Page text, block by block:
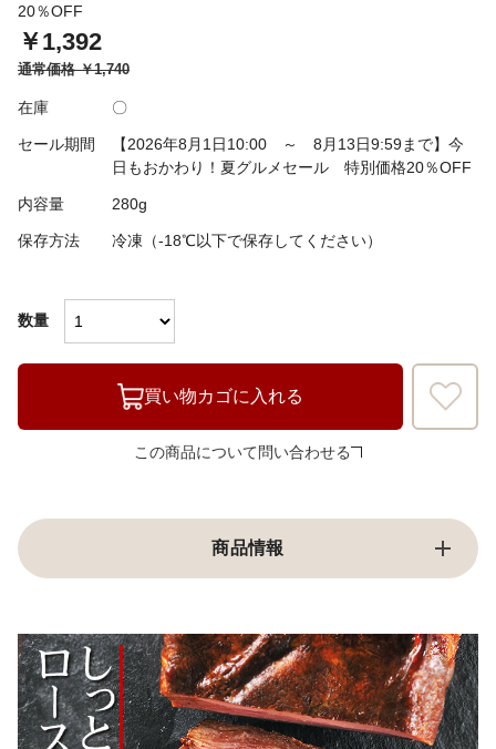
20％OFF
￥1,392
通常価格￥1,740
在庫 〇
セール期間
【2026年8月1日10:00 ～ 8月13日9:59まで】今
日もおかわり！夏グルメセール 特別価格20％OFF
内容量 280g
保存方法 冷凍（-18℃以下で保存してください）
数量
買い物カゴに入れる
この商品について問い合わせる
商品情報